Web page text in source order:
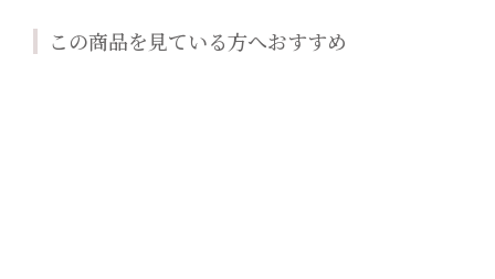
この商品を見ている方へおすすめ